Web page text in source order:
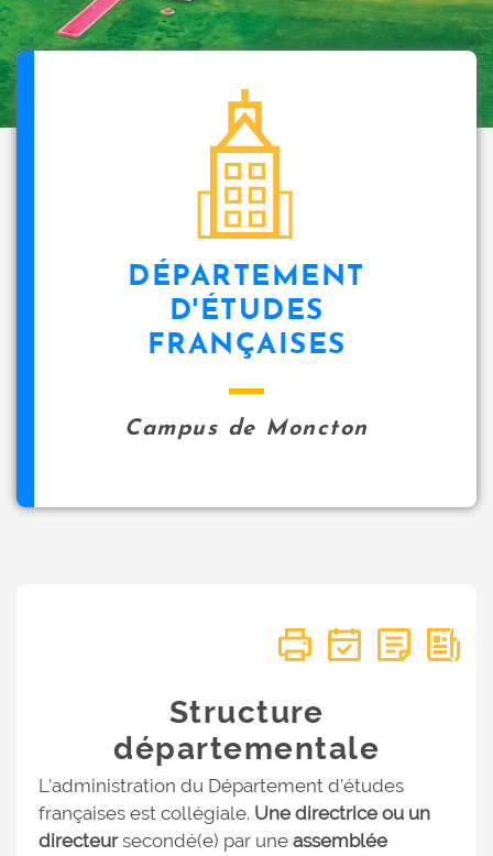
DÉPARTEMENT
D'ÉTUDES
FRANÇAISES
Campus de Moncton
Structure
départementale
L’administration du Département d’études
françaises est collégiale. Une directrice ou un
directeursecondé(e) par une assemblée